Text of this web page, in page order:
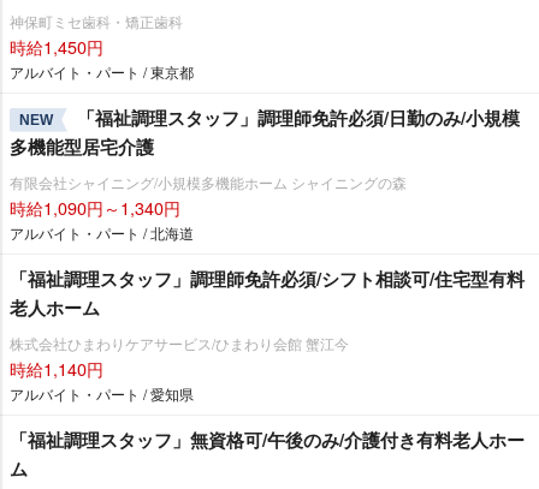
神保町ミセ歯科・矯正歯科
時給1,450円
アルバイト・パート / 東京都
NEW
「福祉調理スタッフ」調理師免許必須/日勤のみ/小規模
多機能型居宅介護
有限会社シャイニング/小規模多機能ホーム シャイニングの森
時給1,090円～1,340円
アルバイト・パート / 北海道
「福祉調理スタッフ」調理師免許必須/シフト相談可/住宅型有料
老人ホーム
株式会社ひまわりケアサービス/ひまわり会館 蟹江今
時給1,140円
アルバイト・パート / 愛知県
「福祉調理スタッフ」無資格可/午後のみ/介護付き有料老人ホー
ム